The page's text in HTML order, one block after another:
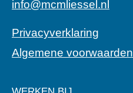
info@mcmliessel.nl
Privacyverklaring
Algemene voorwaarden